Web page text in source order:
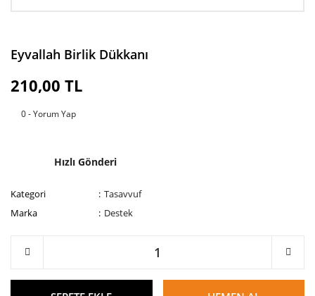
Eyvallah Birlik Dükkanı
210,00 TL
0 - Yorum Yap
Hızlı Gönderi
Kategori
Tasavvuf
Marka
Destek